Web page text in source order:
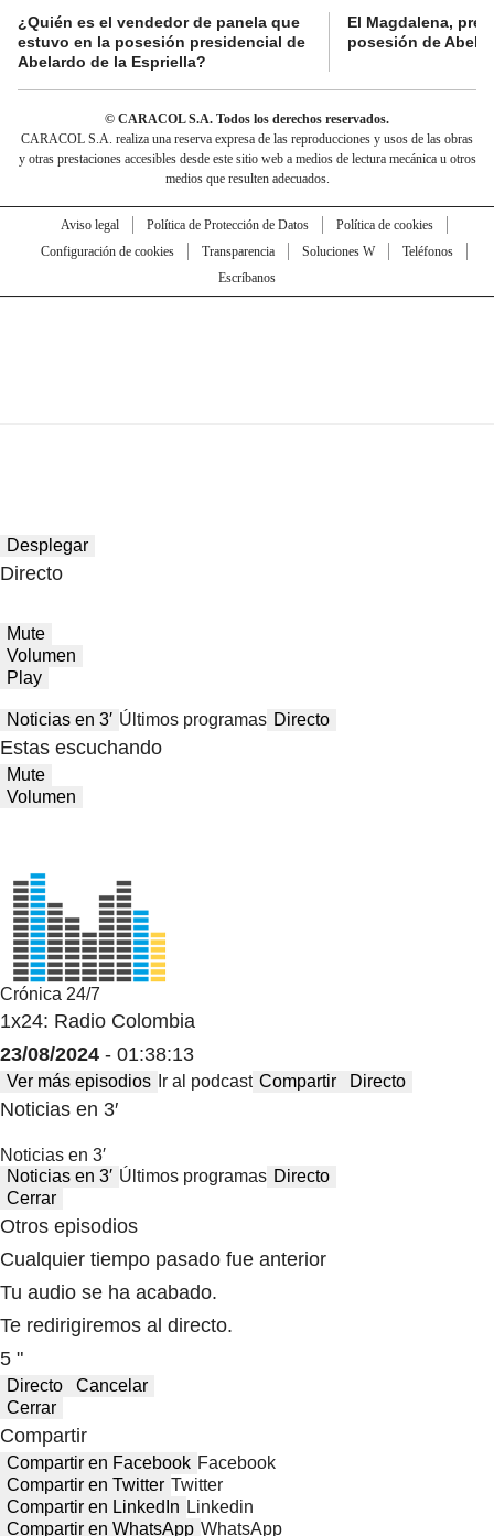
¿Quién es el vendedor de panela que
estuvo en la posesión presidencial de
Abelardo de la Espriella?
El Magdalena,
posesión de
© CARACOL S.A. Todos los derechos reservados.
CARACOL S.A. realiza una reserva expresa de las reproducciones y usos de las obras
y otras prestaciones accesibles desde este sitio web a medios de lectura mecánica u otros
medios que resulten adecuados.
Aviso legal Política de Protección de Datos
Política de cookies
Configuración de cookies
Transparencia Soluciones W
Teléfonos
Escríbanos
Desplegar
Directo
Mute
Volumen
Play
Noticias en 3′ Últimos programas Directo
Estas escuchando
Mute
Volumen
Crónica 24/7
1x24: Radio Colombia
23/08/2024 - 01:38:13
Ver más episodios Ir al podcast Compartir Directo
Noticias en 3′
Noticias en 3′
Noticias en 3′ Últimos programas Directo
Cerrar
Otros episodios
Cualquier tiempo pasado fue anterior
Tu audio se ha acabado.
Te redirigiremos al directo.
5 "
Directo
Cancelar
Cerrar
Compartir
Compartir en Facebook Facebook
Compartir en Twitter Twitter
Compartir en LinkedIn Linkedin
Compartir en WhatsApp WhatsApp